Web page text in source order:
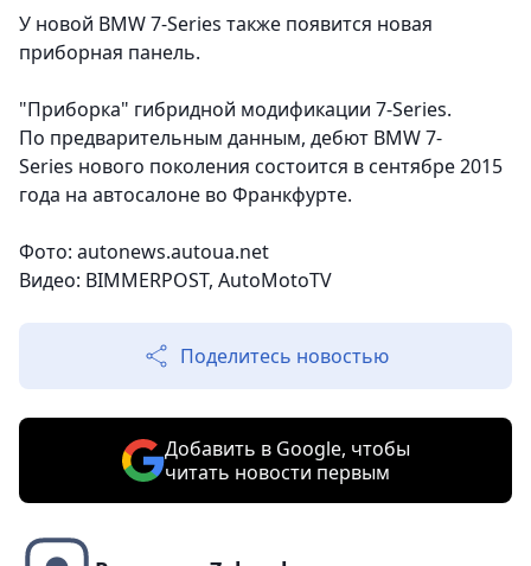
У новой BMW 7-Series также появится новая
приборная панель.
"Приборка" гибридной модификации 7-Series.
По предварительным данным, дебют BMW 7-
Series нового поколения состоится в сентябре 2015
года на автосалоне во Франкфурте.
Фото: autonews.autoua.net
Видео: BIMMERPOST, AutoMotoTV
Поделитесь новостью
Добавить в Google, чтобы
читать новости первым